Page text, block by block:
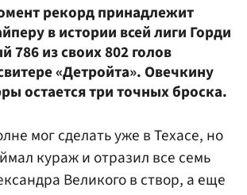
рекорд принадлежит
в истории всей лиги Горди
786 из своих 802 голов
«Детройта». Овечкину
остается три точных броска.
мог сделать уже в Техасе, но
кураж и отразил все семь
Великого в створ, а еще